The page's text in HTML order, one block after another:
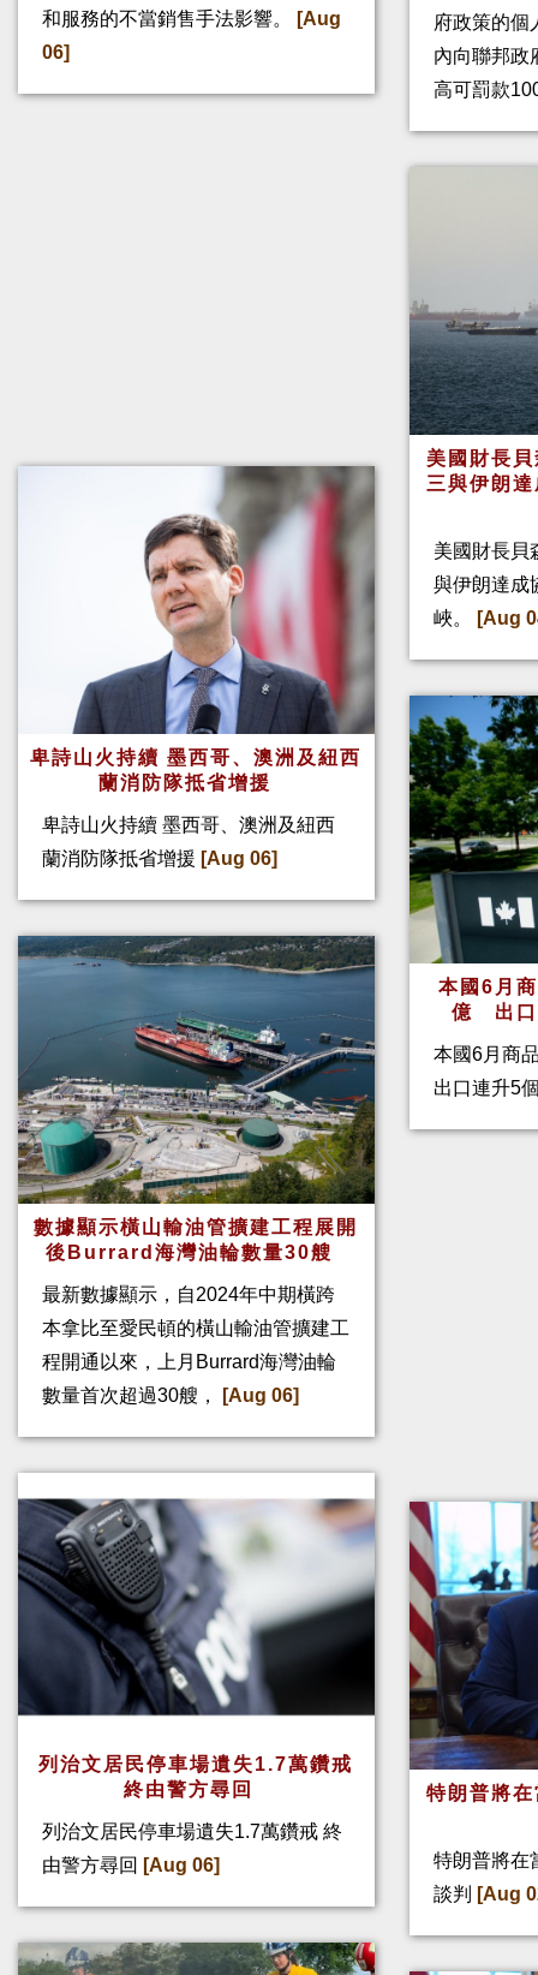
和服務的不當銷售手法影響。
[Aug
06]
卑詩山火持續 墨西哥、澳洲及紐西
蘭消防隊抵省增援
卑詩山火持續 墨西哥、澳洲及紐西
蘭消防隊抵省增援 [Aug 06]
數據顯示橫山輸油管擴建工程展開
後Burrard海灣油輪數量30艘
最新數據顯示，自2024年中期橫跨
本拿比至愛民頓的橫山輸油管擴建工
程開通以來，上月Burrard海灣油輪
數量首次超過30艘，
[Aug 06]
列治文居民停車場遺失1.7萬鑽戒
終由警方尋回
列治文居民停車場遺失1.7萬鑽戒 終
由警方尋回 [Aug 06]
府政策的個
內向聯邦政
高可罰款
美國財長
三與伊朗
美國財長貝
與伊朗達成
峽。
[Aug
本國6月
億 出口
本國6月商
出口連升5
特朗普將
特朗普將在
談判
[Aug